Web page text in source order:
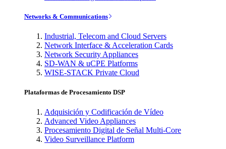
Networks & Communications
Industrial, Telecom and Cloud Servers
Network Interface & Acceleration Cards
Network Security Appliances
SD-WAN & uCPE Platforms
WISE-STACK Private Cloud
Plataformas de Procesamiento DSP
Adquisición y Codificación de Vídeo
Advanced Video Appliances
Procesamiento Digital de Señal Multi-Core
Video Surveillance Platform